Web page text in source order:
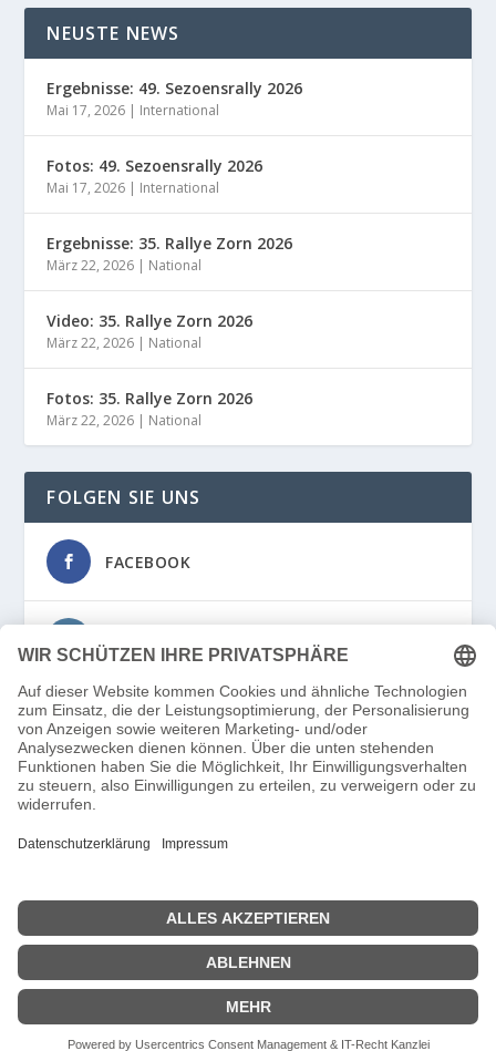
NEUSTE NEWS
Ergebnisse: 49. Sezoensrally 2026
Mai 17, 2026 | International
Fotos: 49. Sezoensrally 2026
Mai 17, 2026 | International
Ergebnisse: 35. Rallye Zorn 2026
März 22, 2026 | National
Video: 35. Rallye Zorn 2026
März 22, 2026 | National
Fotos: 35. Rallye Zorn 2026
März 22, 2026 | National
FOLGEN SIE UNS
FACEBOOK
© 2021 – 2025RallyeNews.de– Ein Angebot vonRegrouping
Publishing | Verlag Pascal Steffes-tun